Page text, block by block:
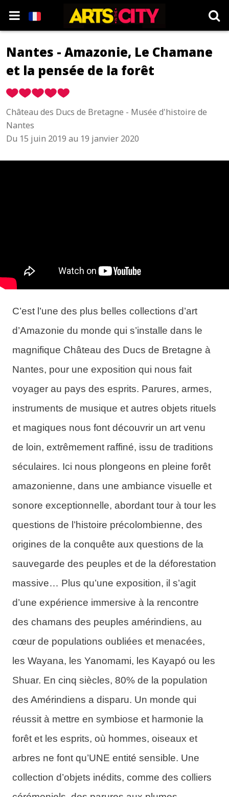
Nantes - Amazonie, Le Chamane
et la pensée de la forêt
Château des Ducs de Bretagne - Musée d'histoire de
Nantes
Du 15 juin 2019 au 19 janvier 2020
C’est l’une des plus belles collections d’art
d’Amazonie du monde qui s’installe dans le
magnifique Château des Ducs de Bretagne à
Nantes, pour une exposition qui nous fait
voyager au pays des esprits. Parures, armes,
instruments de musique et autres objets rituels
et magiques nous font découvrir un art venu
de loin, extrêmement raffiné, issu de traditions
séculaires. Ici nous plongeons en pleine forêt
amazonienne, dans une ambiance visuelle et
sonore exceptionnelle, abordant tour à tour les
questions de l’histoire précolombienne, des
origines de la conquête aux questions de la
sauvegarde des peuples et de la déforestation
massive… Plus qu’une exposition, il s’agit
d’une expérience immersive à la rencontre
des chamans des peuples amérindiens, au
cœur de populations oubliées et menacées,
les Wayana, les Yanomami, les Kayapó ou les
Shuar. En cinq siècles, 80% de la population
des Amérindiens a disparu. Un monde qui
réussit à mettre en symbiose et harmonie la
forêt et les esprits, où hommes, oiseaux et
arbres ne font qu’UNE entité sensible. Une
collection d’objets inédits, comme des colliers